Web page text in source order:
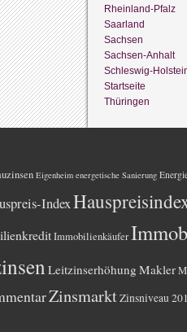
Rheinland-Pfalz
Saarland
Sachsen
Sachsen-Anhalt
Schleswig-
Startseite
Thüringen
Eigenheim energetische Sanierung
Index
Immobilienkäufer
Leitzinserhöhung Makler
ZinsmarktZinsniveau